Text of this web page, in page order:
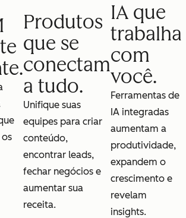
Produtos
que se
conectam
a tudo.
Unifique suas
equipes para criar
conteúdo,
encontrar leads,
fechar negócios e
aumentar sua
receita.
IA que
trabalha
com
você.
Ferramentas de
IA integradas
aumentam a
produtividade,
expandem o
crescimento e
revelam
insights.